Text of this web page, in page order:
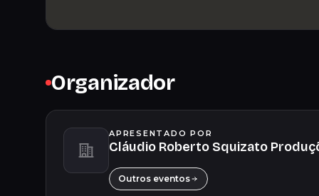
Organizador
APRESENTADO POR
Cláudio Roberto Squizato
Outros eventos